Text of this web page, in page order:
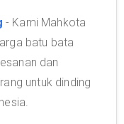
- Kami Mahkota
batu bata
dan
untuk dinding